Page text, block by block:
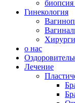
биопсия
Гинекология
о нас
Лечение